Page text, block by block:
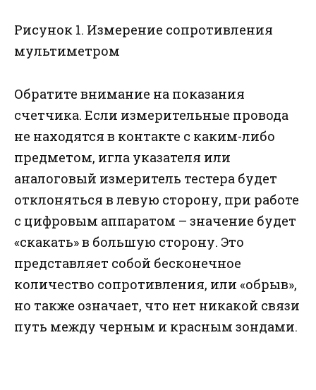
Рисунок 1. Измерение сопротивления
мультиметром
Обратите внимание на показания
счетчика. Если измерительные провода
не находятся в контакте с каким-либо
предметом, игла указателя или
аналоговый измеритель тестера будет
отклоняться в левую сторону, при работе
с цифровым аппаратом – значение будет
«скакать» в большую сторону. Это
представляет собой бесконечное
количество сопротивления, или «обрыв»,
но также означает, что нет никакой связи
путь между черным и красным зондами.